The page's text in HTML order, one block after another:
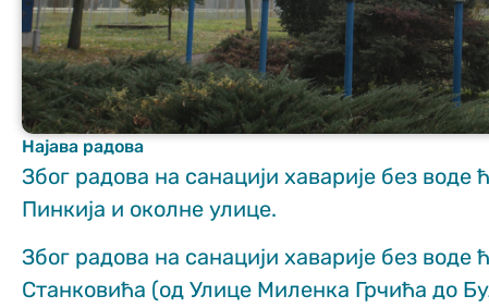
Најава радова
Због радова на санацији хаварије без воде
Пинкија и околне улице.
Због радова на санацији хаварије без воде
Станковића (од Улице Миленка Грчића до
Неопходно
These
cookies are
not optional.
They are
needed for
the website
to function.
In order for us
the website's